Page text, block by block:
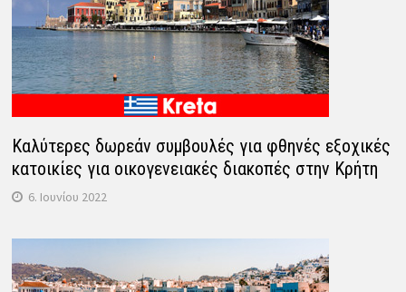
Καλύτερες δωρεάν συμβουλές για φθηνές εξοχικές
κατοικίες για οικογενειακές διακοπές στην Κρήτη
6. Ιουνίου 2022